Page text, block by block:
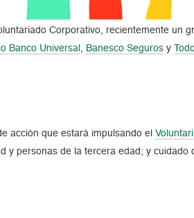
Corporativo, recientemente un
Banco Universal Banesco Seguros y
acción que estará impulsando el
y personas de la tercera edad; y cuidado